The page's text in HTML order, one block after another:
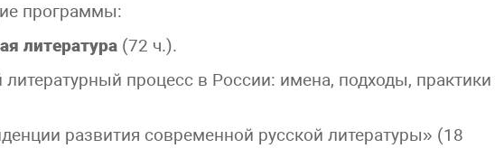
программы:
литература (72 ч.).
процесс в России: имена, подходы, практики
развития современной русской литературы» (18